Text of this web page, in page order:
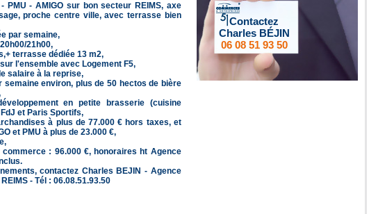
PMU - AMIGO sur bon secteur REIMS, axe
proche centre ville, avec terrasse bien
par semaine,
21h00,
terrasse dédiée 13 m2,
l'ensemble avec Logement F5,
salaire à la reprise,
semaine environ, plus de 50 hectos de bière
en petite brasserie (cuisine
et Paris Sportifs,
à plus de 77.000 € hors taxes, et
et PMU à plus de 23.000 €,
: 96.000 €, honoraires ht Agence
contactez Charles BEJIN - Agence
- Tél : 06.08.51.93.50
Contactez
Charles BÉJIN
06 08 51 93 50